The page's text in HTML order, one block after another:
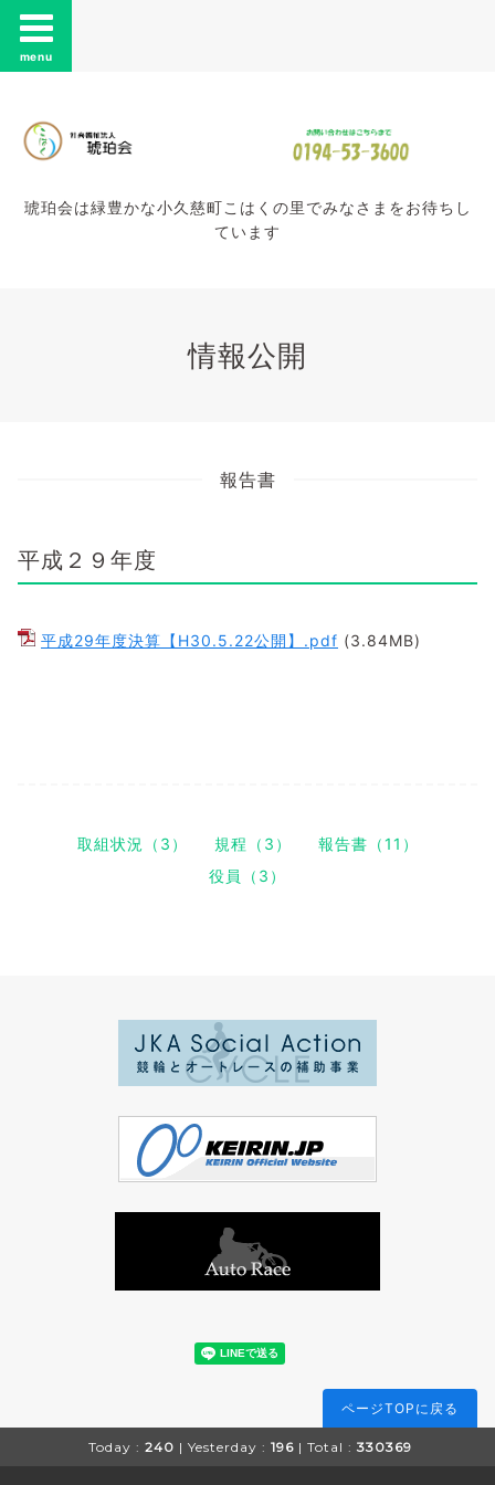
menu
琥珀会は緑豊かな小久慈町こはくの里でみなさまをお待ちし
ています
情報公開
報告書
平成２９年度
平成29年度決算【H30.5.22公開】.pdf (3.84MB)
取組状況（3） 規程（3）
報告書（11）
役員（3）
ページTOPに戻る
Today : 240 | Yesterday : 196 | Total : 330369